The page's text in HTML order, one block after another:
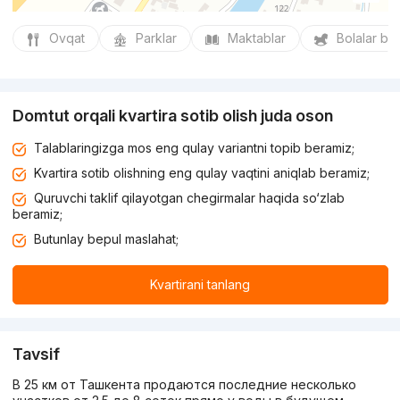
Ovqat Parklar Maktablar Bolalar
Domtut orqali kvartira sotib olish juda oson
Talablaringizga mos eng qulay variantni topib beramiz;
Kvartira sotib olishning eng qulay vaqtini aniqlab beramiz;
Quruvchi taklif qilayotgan chegirmalar haqida so‘zlab
beramiz;
Butunlay bepul maslahat;
Kvartirani tanlang
Tavsif
В 25 км от Ташкента продаются последние несколько